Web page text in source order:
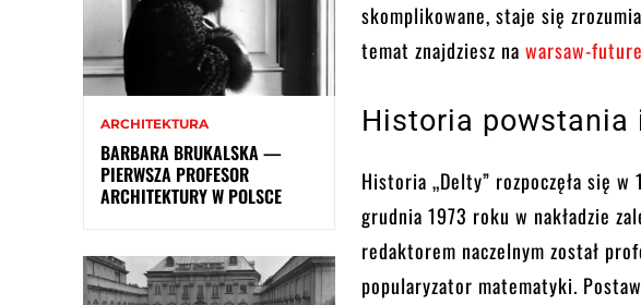
ARCHITEKTURA
BARBARA BRUKALSKA —
PIERWSZA PROFESOR
ARCHITEKTURY W POLSCE
skomplikowane, staje się
temat znajdziesz nawarsaw-
Historia powstania
Historia „Delty” rozpoczęła się
grudnia 1973 roku w nakładzie
redaktorem naczelnym został
popularyzator matematyki.